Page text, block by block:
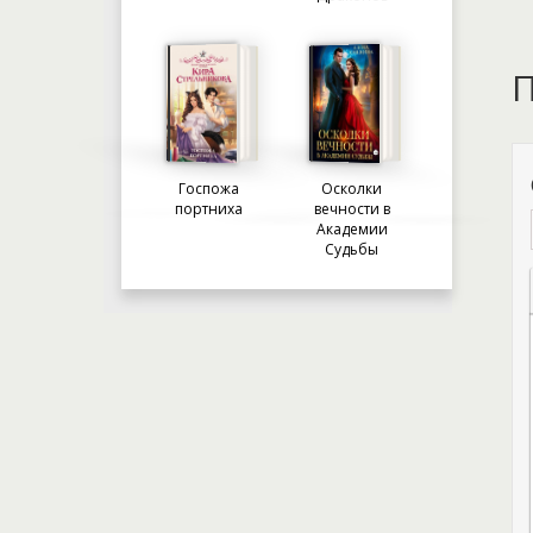
Госпожа
портниха
Осколки
вечности в
Академии
Судьбы